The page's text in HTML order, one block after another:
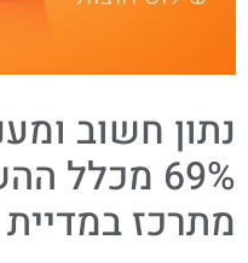
נתון חשוב
69%
מתרכז במדיית